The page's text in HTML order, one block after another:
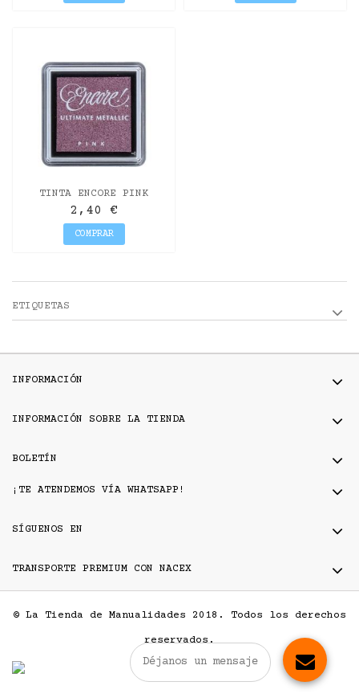
Déjanos un mensaje
TINTA ENCORE PINK
METALLIC 12GR.
2,40 €
COMPRAR
ETIQUETAS
INFORMACIÓN
INFORMACIÓN SOBRE LA TIENDA
BOLETÍN
¡TE ATENDEMOS VÍA WHATSAPP!
SÍGUENOS EN
TRANSPORTE PREMIUM CON NACEX
© La Tienda de Manualidades 2018. Todos los derechos
reservados.